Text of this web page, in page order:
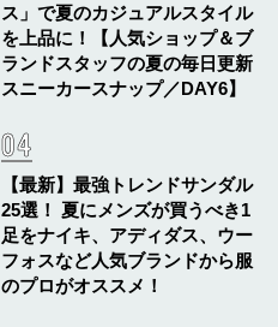
ス」で夏のカジュアルスタイル
を上品に！【人気ショップ＆ブ
ランドスタッフの夏の毎日更新
スニーカースナップ／DAY6】
【最新】最強トレンドサンダル
25選！ 夏にメンズが買うべき1
足をナイキ、アディダス、ウー
フォスなど人気ブランドから服
のプロがオススメ！